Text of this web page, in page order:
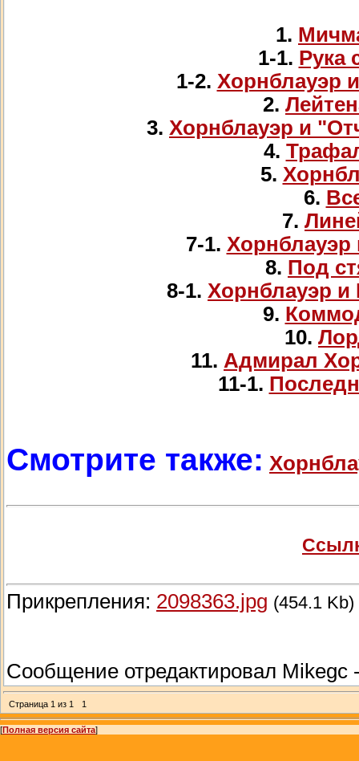
1.
1-1. Рука
1-2. Хорнблауэр
2.
3. Хорнблауэр и
4.
5.
6.
7.
7-1. Хорнблауэр
8. Под
8-1. Хорнблауэр и
9.
10.
11. Адмирал
11-1.
Смотрите также:
Прикрепления: 2098363.jpg (454.1 Kb)
Сообщение отредактировал Mikegc
Страница 1 из 1 1
[Полная версия сайта]